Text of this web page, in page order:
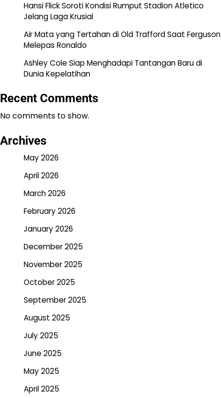
Hansi Flick Soroti Kondisi Rumput Stadion Atletico
Jelang Laga Krusial
Air Mata yang Tertahan di Old Trafford Saat Ferguson
Melepas Ronaldo
Ashley Cole Siap Menghadapi Tantangan Baru di
Dunia Kepelatihan
Recent Comments
No comments to show.
Archives
May 2026
April 2026
March 2026
February 2026
January 2026
December 2025
November 2025
October 2025
September 2025
August 2025
July 2025
June 2025
May 2025
April 2025